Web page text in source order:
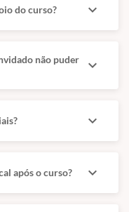
do curso? expand_more
não puder
expand_more
expand_more
após o curso? expand_more